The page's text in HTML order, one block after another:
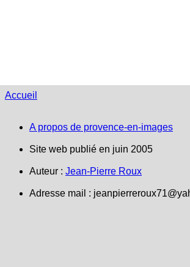
Accueil
A propos de provence-en-images
Site web publié en juin 2005
Auteur : Jean-Pierre Roux
Adresse mail :